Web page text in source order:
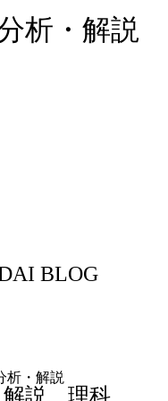
析・解説
BLOG
・解説
解説 理科